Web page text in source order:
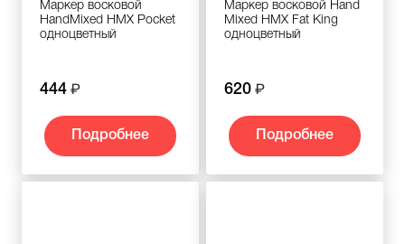
Маркер восковой
HandMixed HMX Pocket
одноцветный
444
Подробнее
Маркер восковой Hand
Mixed HMX Fat King
одноцветный
620
Подробнее